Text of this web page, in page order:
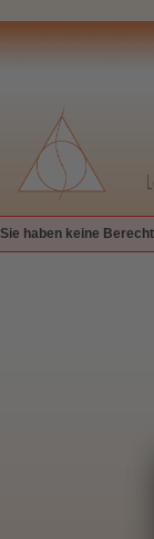
Sie haben keine